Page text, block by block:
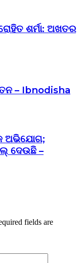
ଶର୍ମା: ଅଖତର
– Ibnodisha
ଅଭିଯୋଗ;
ଦେଉଛି –
fields are